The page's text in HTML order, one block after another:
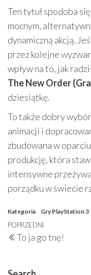
Ten tytuł spodoba
mocnym,
dynamiczną akcją.
przez kolejne
wpływ na to, jak
The New Order
dziesiątkę.
To także dobry
animacji i
zbudowana w
produkcję, która
intensywne
porządku w świecie
Kategoria Gry PlayStation 3
Nawigacja
wpisu
Poprzedni
wpis
POPRZEDNI
To ja go tnę!